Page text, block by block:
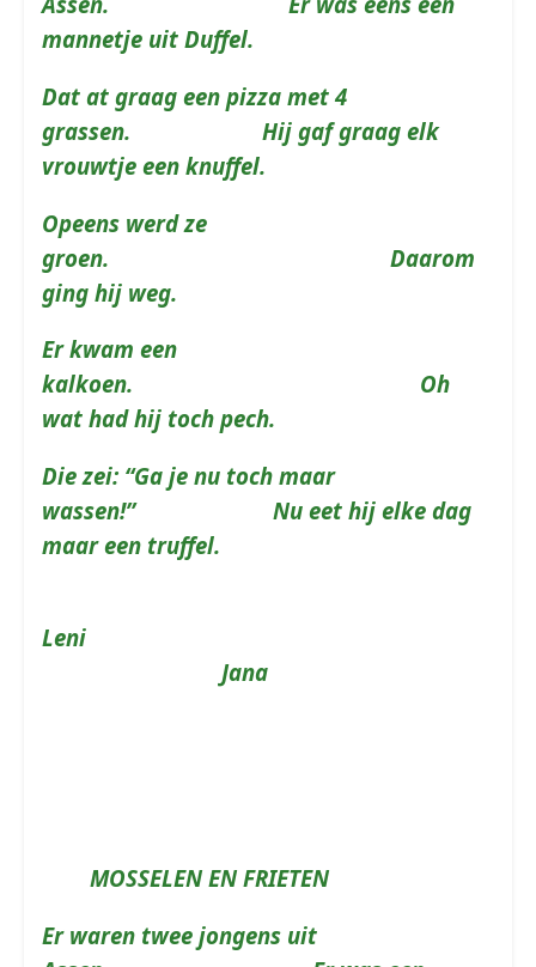
mannetje uit Duffel.
Dat at graag een pizza met 4
grassen. Hij gaf graag elk
vrouwtje een knuffel.
Opeens werd ze
groen. Daarom
ging hij weg.
Er kwam een
kalkoen. Oh
wat had hij toch pech.
Die zei: “Ga je nu toch maar
wassen!” Nu eet hij elke dag
maar een truffel.
Leni
Jana
MOSSELEN EN FRIETEN
Er waren twee jongens uit